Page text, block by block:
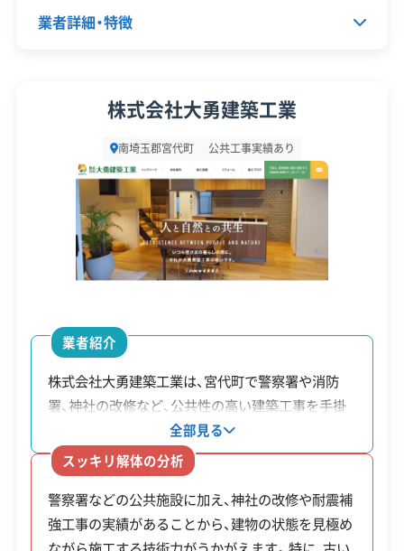
等撤
10万
請して、町から交付決定通知を受け取らなければな
りません。予算には限りがあるため、利用を考えて
いる方は早めに相談することをおすすめします。
※制度の最新情報や申請様式は、必ず自治体の公式
宮代町の公式サイトで詳細を見る
廃棄物処理と分別ルール
解体現場から出る家庭ごみなどは久喜宮代衛
生組合の施設へ持ち込みますが、建材といった
業者詳細・特徴
設立日 1973年2月
資本金 2,000万円
電話番号 0480-33-0256
営業日
建物構造 木造 鉄骨造 RC造
対応業務
産業廃棄物収集運搬業
産業廃棄物処分業
新築工事業
リフォーム工事業
外構工事業
株式会社大勇建築工業
南埼玉郡宮代町 公共工事実績あり
業者紹介
株式会社大勇建築工業は、宮代町で警察署や消防
署、神社の改修など、公共性の高い建築工事を手掛
けてきた会社です。自社内に一級建築士事務所を設
け、建物の構造を理解した施工を得意としていま
す。その知識と技術は解体工事にも活かされ、隣家
との距離が近い住宅地での工事や、建物の一部を取
り壊す減築リフォームなど、慎重な対応が必要な工
全部見る
スッキリ解体の分析
警察署などの公共施設に加え、神社の改修や耐震補
強工事の実績があることから、建物の状態を見極め